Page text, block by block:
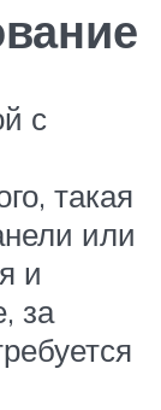
с
такая
или
и
за